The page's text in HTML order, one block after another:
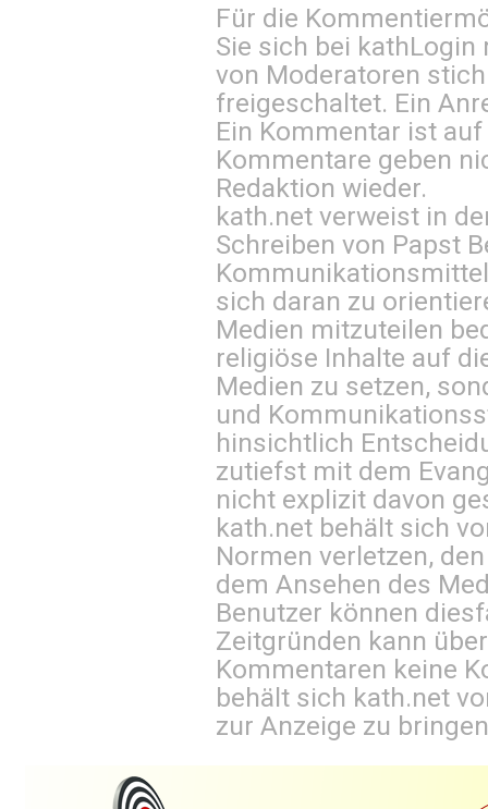
Für die
Sie sich bei kathLogin
von Moderatoren
freigeschaltet. Ein
Ein Kommentar ist
Kommentare geben
Redaktion wieder.
kath.net verweist in
Schreiben von Papst
sich daran zu
Medien mitzuteilen
religiöse Inhalte auf
Medien zu setzen,
und
hinsichtlich
zutiefst mit dem
nicht explizit davon
kath.net behält sich
Normen verletzen,
dem Ansehen des
Benutzer können
Zeitgründen kann
Kommentaren keine
behält sich kath.net
zur Anzeige zu